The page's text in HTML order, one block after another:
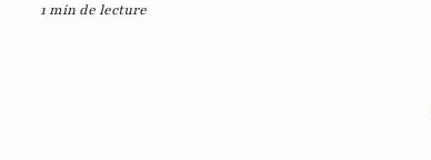
1 min de lecture